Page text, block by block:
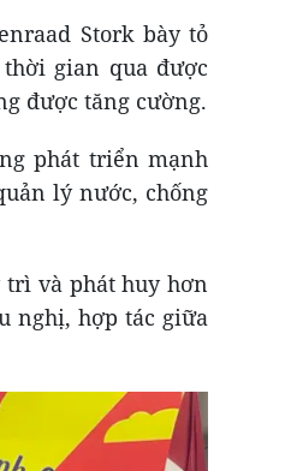
Stork bày tỏ
gian qua được
được tăng cường.
phát triển mạnh
lý nước, chống
trì và phát huy hơn
nghị, hợp tác giữa